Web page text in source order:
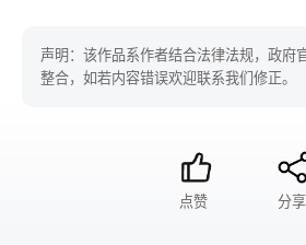
声明：该作品系作者结合法律法规，政府
整合，如若内容错误欢迎联系我们修正。
点赞 分享